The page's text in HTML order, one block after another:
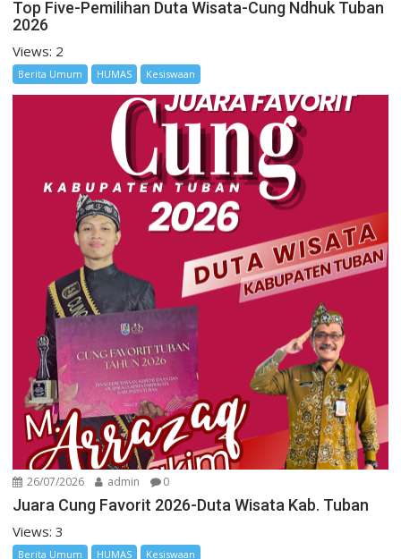
Top Five-Pemilihan Duta Wisata-Cung Ndhuk Tuban
2026
Views: 2
Berita Umum HUMAS Kesiswaan
26/07/2026 admin 0
Juara Cung Favorit 2026-Duta Wisata Kab. Tuban
Views: 3
Berita Umum HUMAS Kesiswaan